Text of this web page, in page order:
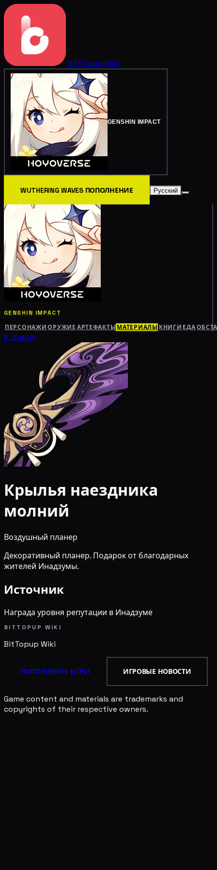
BitTopup Wiki
GENSHIN IMPACT
WUTHERING WAVES ПОПОЛНЕНИЕ Русский
GENSHIN IMPACT
ПЕРСОНАЖИ ОРУЖИЕ АРТЕФАКТЫ МАТЕРИАЛЫ КНИГИ ЕДА
К списку
Крылья наездника
молний
Воздушный планер
Декоративный планер. Подарок от благодарных
жителей Инадзумы.
Источник
Награда уровня репутации в Инадзуме
BITTOPUP WIKI
BitTopup Wiki
ПОПОЛНЕНИЕ ИГРЫ ИГРОВЫЕ НОВОСТИ
Game content and materials are trademarks and
copyrights of their respective owners.